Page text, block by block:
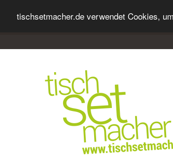
tischsetmacher.de verwendet Cookies,